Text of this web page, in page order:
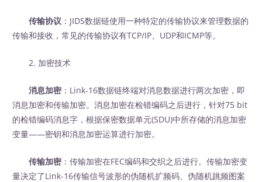
传输协议 ：JIDS数据链使用一种特定的传输协议来管理数据的
传输和接收，常见的传输协议有TCP/IP、UDP和ICMP等。
2. 加密技术
消息加密 ：Link-16数据链终端对消息数据进行两次加密，即
消息加密和传输加密。消息加密在检错编码之后进行，针对75 bit
的检错编码消息字，根据保密数据单元(SDU)中所存储的消息加密
变量——密钥和消息加密运算进行加密。
传输加密 ：传输加密在FEC编码和交织之后进行。传输加密变
量决定了Link-16传输信号波形的伪随机扩频码、伪随机跳频图案